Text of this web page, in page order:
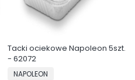
Tacki ociekowe Napoleon 5szt.
- 62072
PRODUCENT
NAPOLEON